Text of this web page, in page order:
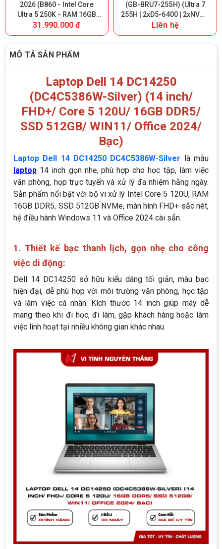
2026 (B860 - Intel Core
Ultra 5 250K - RAM 16GB
DDR5 - 500GB NVMe - RTX
3060 12GB)
31.990.000 đ
(GB-BRU7-255H) (Ultra 7
255H | 2xD5-6400 | 2xNVMe
| 2xHDMI | 1xUSB4 | WIFI 7 |
Bluetooth | 1xLAN | VESA |
Liên hệ
MÔ TẢ SẢN PHẨM
Laptop Dell 14 DC14250
(DC4C5386W-Silver) (14 inch/
FHD+/ Core 5 120U/ 16GB DDR5/
SSD 512GB/ WIN11/ Office 2024/
Bạc)
Laptop Dell 14 DC14250 DC4C5386W-Silver là mẫu
laptop 14 inch gọn nhẹ, phù hợp cho học tập, làm việc
văn phòng, họp trực tuyến và xử lý đa nhiệm hằng ngày.
Sản phẩm nổi bật với bộ vi xử lý Intel Core 5 120U, RAM
16GB DDR5, SSD 512GB NVMe, màn hình FHD+ sắc nét,
hệ điều hành Windows 11 và Office 2024 cài sẵn.
1. Thiết kế bạc thanh lịch, gọn nhẹ cho công
việc di động:
Dell 14 DC14250 sở hữu kiểu dáng tối giản, màu bạc
hiện đại, dễ phù hợp với môi trường văn phòng, học tập
và làm việc cá nhân. Kích thước 14 inch giúp máy dễ
mang theo khi đi học, đi làm, gặp khách hàng hoặc làm
việc linh hoạt tại nhiều không gian khác nhau.